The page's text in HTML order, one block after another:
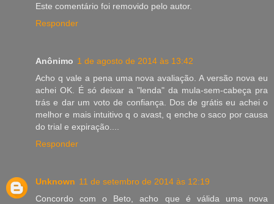
Este comentário foi removido pelo autor.
Responder
Anônimo 1 de agosto de 2014 às 13:42
Acho q vale a pena uma nova avaliação. A versão nova eu
achei OK. É só deixar a "lenda" da mula-sem-cabeça pra
trás e dar um voto de confiança. Dos de grátis eu achei o
melhor e mais intuitivo q o avast, q enche o saco por causa
do trial e expiração....
Responder
Unknown 11 de setembro de 2014 às 12:19
Concordo com o Beto, acho que é válida uma nova